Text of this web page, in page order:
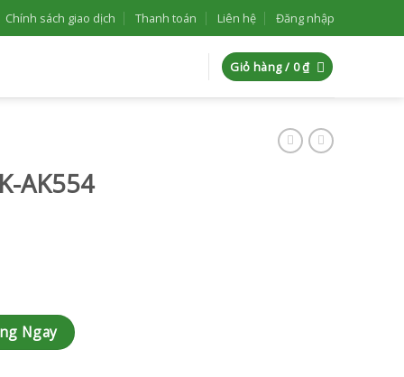
Chính sách giao dịch Thanh toán Liên hệ Đăng nhập
Giỏ hàng / 0₫
AK554
Ngay